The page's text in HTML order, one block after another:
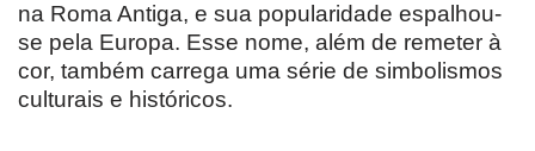
na Roma Antiga, e sua popularidade espalhou-
se pela Europa. Esse nome, além de remeter à
cor, também carrega uma série de simbolismos
culturais e históricos.